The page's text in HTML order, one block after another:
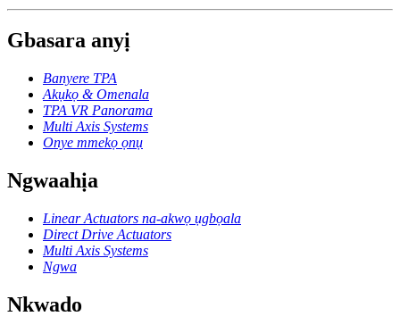
Gbasara anyị
Banyere TPA
Akụkọ & Omenala
TPA VR Panorama
Multi Axis Systems
Onye mmekọ ọnụ
Ngwaahịa
Linear Actuators na-akwọ ụgbọala
Direct Drive Actuators
Multi Axis Systems
Ngwa
Nkwado